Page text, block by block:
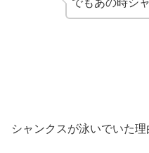
シャンクスが泳いでいた理